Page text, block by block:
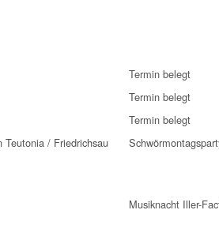
Termin belegt
Termin belegt
Termin belegt
Teutonia / Friedrichsau
Musiknacht Iller-